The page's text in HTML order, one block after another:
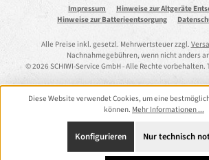
Impressum
Hinweise zur Altgeräte
Hinweise zur Batterieentsorgung
Alle Preise inkl. gesetzl. Mehrwertsteuer zzgl.
Nachnahmegebühren, wenn nicht anders
© 2026 SCHIWI-Service GmbH - Alle Rechte vorbehalten.
Diese Website verwendet Cookies, um eine
können. Mehr Informationen ...
Nur technisch
Konfigurieren